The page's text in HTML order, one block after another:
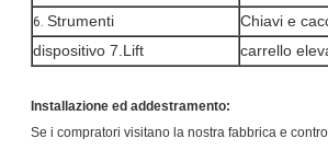
6. Strumenti
Chiavi e
dispositivo 7.Lift
carrello
Installazione ed addestramento:
Se i compratori visitano la nostra fabbrica e